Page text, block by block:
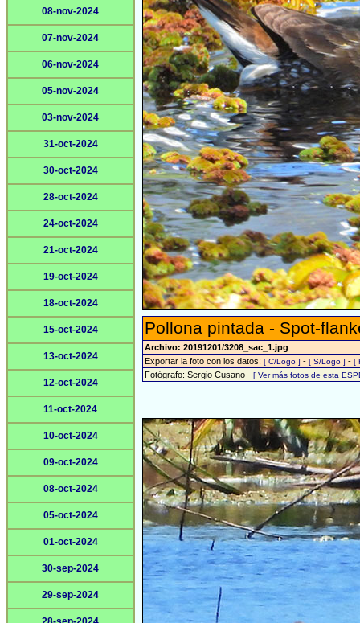
08-nov-2024
07-nov-2024
06-nov-2024
05-nov-2024
03-nov-2024
31-oct-2024
30-oct-2024
28-oct-2024
24-oct-2024
21-oct-2024
19-oct-2024
18-oct-2024
15-oct-2024
13-oct-2024
12-oct-2024
11-oct-2024
10-oct-2024
09-oct-2024
08-oct-2024
05-oct-2024
01-oct-2024
30-sep-2024
29-sep-2024
Pollona pintada - Spot-
Archivo: 20191201/3208_sac_1.jpg
Exportar la foto con los datos: [ C/Logo ] - [ S/Logo ] - [
Fotógrafo: Sergio Cusano - [ Ver más fotos de esta